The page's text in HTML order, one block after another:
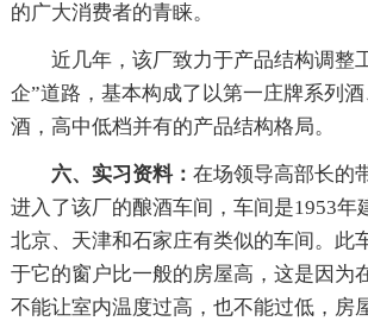
的广大消费者的青睐。
近几年，该厂致力于产品结构调整
企”道路，基本构成了以第一庄牌系列
酒，高中低档并有的产品结构格局。
六、实习资料： 在场领导高部长的
进入了该厂的酿酒车间，车间是1953年
北京、天津和石家庄有类似的车间。此
于它的窗户比一般的房屋高，这是因为
不能让室内温度过高，也不能过低，房